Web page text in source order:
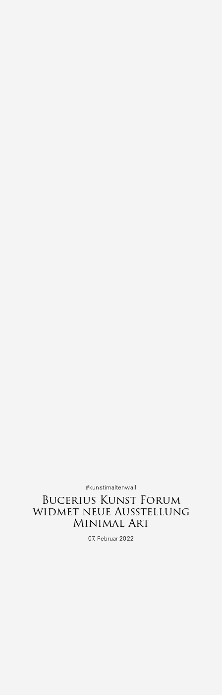
#kunst­i­mal­tenwall
Bucerius Kunst Forum
widmet neue Ausstellung
Minimal Art
07. Februar 2022